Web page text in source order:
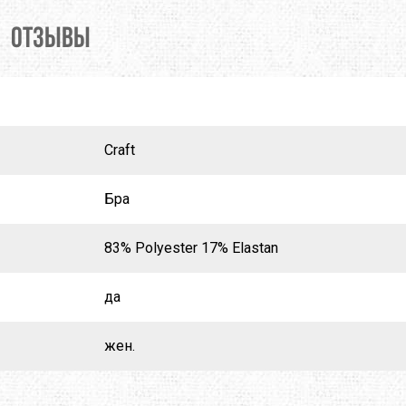
M-TOUR
THE NORTH FACE THERM-A-REST
ОТЗЫВЫ
Craft
Бра
83% Polyester 17% Elastan
да
жен.